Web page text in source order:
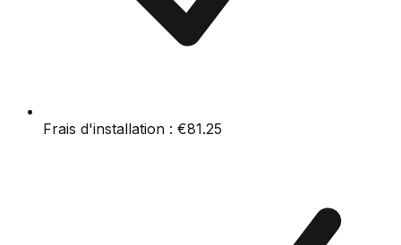
Frais d'installation : €81.25